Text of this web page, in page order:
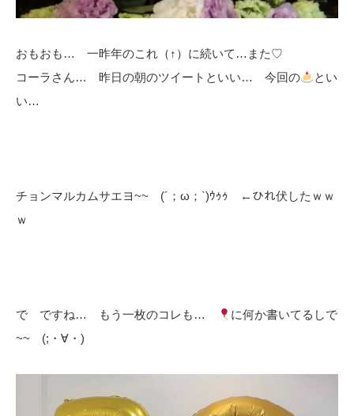
おもおも… 一昨年のこれ（↑）に続いて…また♡
コーラさん… 昨日の朝のツイートといい… 今回の
とい
い…
チョンマルカムサエヨ~~ (´；ω；`)ｳｩｩ ←ひれ伏したｗｗ
ｗ
で ですね… もう一枚のコレも…
に何か書いてるしで
~~ (;・∀・)